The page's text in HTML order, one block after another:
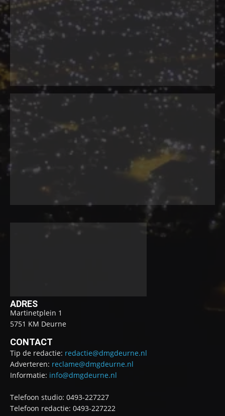
ADRES
Martinetplein 1
5751 KM Deurne
CONTACT
Tip de redactie: redactie@dmgdeurne.nl
Adverteren: reclame@dmgdeurne.nl
Informatie: info@dmgdeurne.nl
Telefoon studio: 0493-227227
Telefoon redactie: 0493-227222